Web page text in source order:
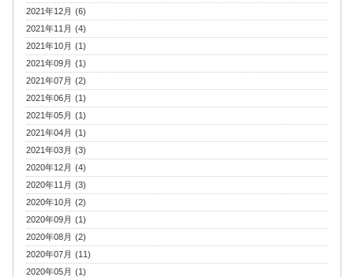
2021年12月 (6)
2021年11月 (4)
2021年10月 (1)
2021年09月 (1)
2021年07月 (2)
2021年06月 (1)
2021年05月 (1)
2021年04月 (1)
2021年03月 (3)
2020年12月 (4)
2020年11月 (3)
2020年10月 (2)
2020年09月 (1)
2020年08月 (2)
2020年07月 (11)
2020年05月 (1)